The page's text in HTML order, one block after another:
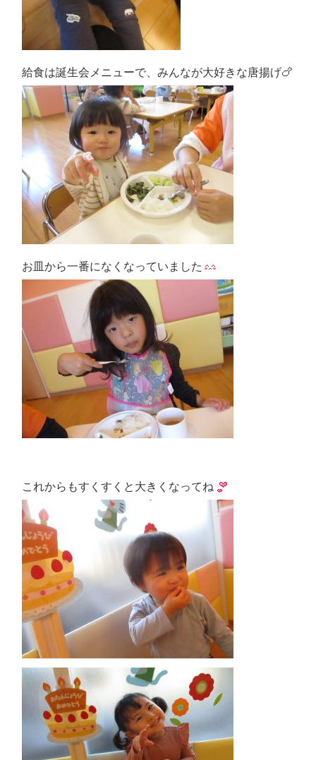
給食は誕生会メニューで、みんなが大好きな唐揚げ🍗
お皿から一番になくなっていました
これからもすくすくと大きくなってね